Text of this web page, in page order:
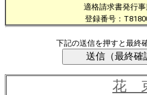
適格請求書発行事
登録番号：
下記の送信を押すと最終
花